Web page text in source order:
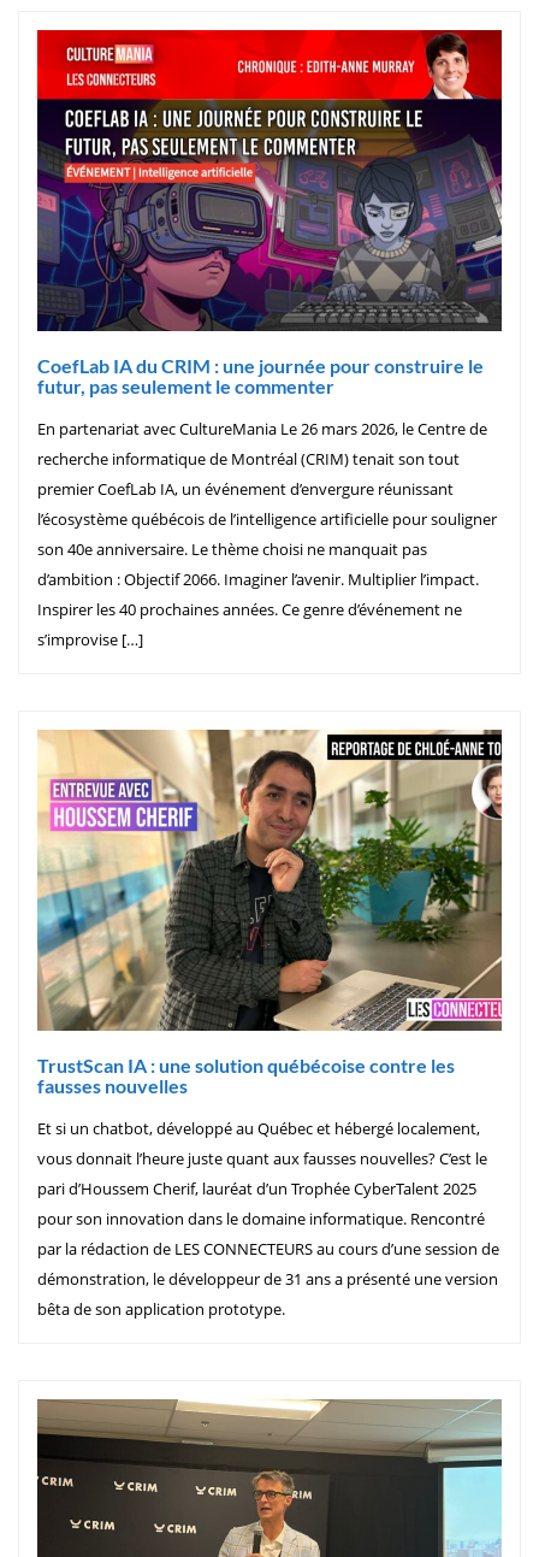
CoefLab IA du CRIM : une journée pour construire le
futur, pas seulement le commenter
En partenariat avec CultureMania Le 26 mars 2026, le Centre de
recherche informatique de Montréal (CRIM) tenait son tout
premier CoefLab IA, un événement d’envergure réunissant
l’écosystème québécois de l’intelligence artificielle pour souligner
son 40e anniversaire. Le thème choisi ne manquait pas
d’ambition : Objectif 2066. Imaginer l’avenir. Multiplier l’impact.
Inspirer les 40 prochaines années. Ce genre d’événement ne
s’improvise […]
TrustScan IA : une solution québécoise contre les
fausses nouvelles
Et si un chatbot, développé au Québec et hébergé localement,
vous donnait l’heure juste quant aux fausses nouvelles? C’est le
pari d’Houssem Cherif, lauréat d’un Trophée CyberTalent 2025
pour son innovation dans le domaine informatique. Rencontré
par la rédaction de LES CONNECTEURS au cours d’une session de
démonstration, le développeur de 31 ans a présenté une version
bêta de son application prototype.